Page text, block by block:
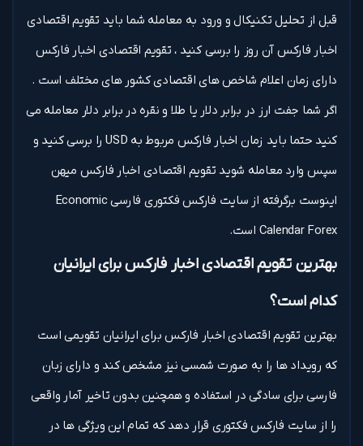
قبل از تحلیل تکنیکال و ورود به معامله شما باید تقویم اقتصادی
اخبار فارکس آن روز را برسی کنید ، تقویم اقتصادی اخبار فارکس
دارای زمان اعلام شاخص های اقتصادی کشور های مختلف است .
اگر شما جفت ارز در برابر دلار یا طلا و نقره در برابر دلار معامله می
کنید حتما باید زمان اخبار فارکس مربوط به USD را برسی کنید و
سپس وارد معامله شوید تقویم اقتصادی اخبار فارکس میهن
اینوست برگرفته از سایت فارکس فکتوری فارسی Economic
Calendar Forex است.
بهترین تقویم اقتصادی اخبار فارکس برای ایرانیان
کدام است؟
بهترین تقویم اقتصادی اخبار فارکس برای ایرانیان تقویمی است
که رویداد ها را به صورت شمسی نیز مشخص کند و دارای زبان
فارسی برای سادگی در استفاده و همچنین بدون تاخیر آمار واقعی
را از سایت فارکس فکتوری قرار دهد که تمام این ویژگی ها در